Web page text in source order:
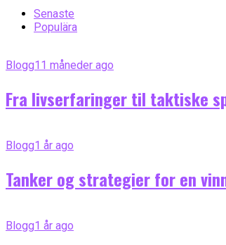
Senaste
Populära
Blogg11 måneder ago
Fra livserfaringer til taktiske
Blogg1 år ago
Tanker og strategier for en
Blogg1 år ago